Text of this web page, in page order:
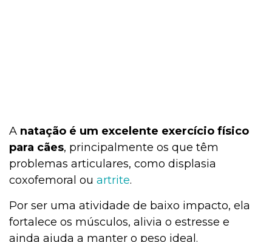
A natação é um excelente exercício físico
para cães, principalmente os que têm
problemas articulares, como displasia
coxofemoral ou artrite.
Por ser uma atividade de baixo impacto, ela
fortalece os músculos, alivia o estresse e
ainda ajuda a manter o peso ideal.